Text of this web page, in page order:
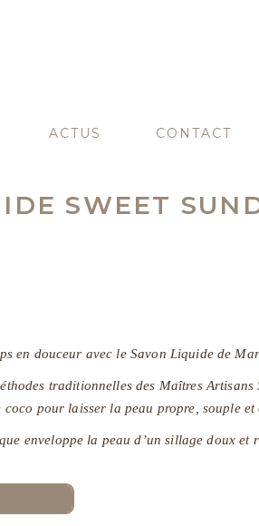
ACTUS CONTACT
SWEET
en douceur avec le Savon Liquide de
traditionnelles des Maîtres
pour laisser la peau propre, souple et
enveloppe la peau d’un sillage doux et